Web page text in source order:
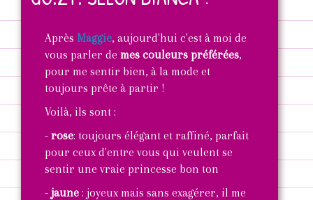
Après Maggie, aujourd'hui c'est à moi de
vous parler de mes couleurs préférées,
pour me sentir bien, à la mode et
toujours prête à partir !
Voilà, ils sont :
- rose: toujours élégant et raffiné, parfait
pour ceux d'entre vous qui veulent se
sentir une vraie princesse bon ton
- jaune : joyeux mais sans exagérer, il me